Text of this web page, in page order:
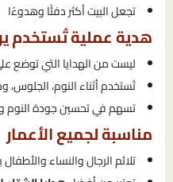
تجعل البيت أكثر دفئًا وهدوءًا
هدية عملية تُستخدم
ليست من الهدايا التي توضع
تُستخدم أثناء النوم، الجلوس،
تسهم في تحسين جودة النوم
مناسبة لجميع الأعمار
تلائم الرجال والنساء